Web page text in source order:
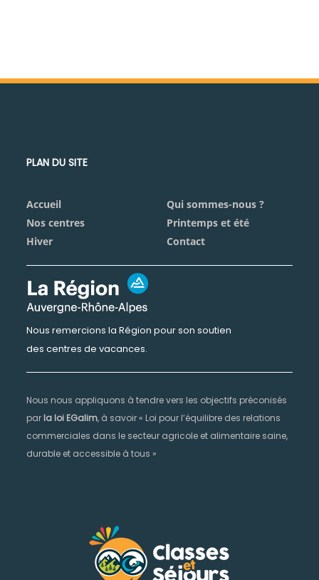
PLAN DU SITE
Accueil
Qui sommes-nous ?
Nos centres
Printemps et été
Hiver
Contact
Nous remercions la Région pour son soutien
des centres de vacances.
Nous nous appliquons à tendre vers les objectifs préconisés
par la loi EGalim, à savoir « Loi pour l’équilibre des relations
commerciales dans le secteur agricole et alimentaire saine,
durable et accessible à tous »